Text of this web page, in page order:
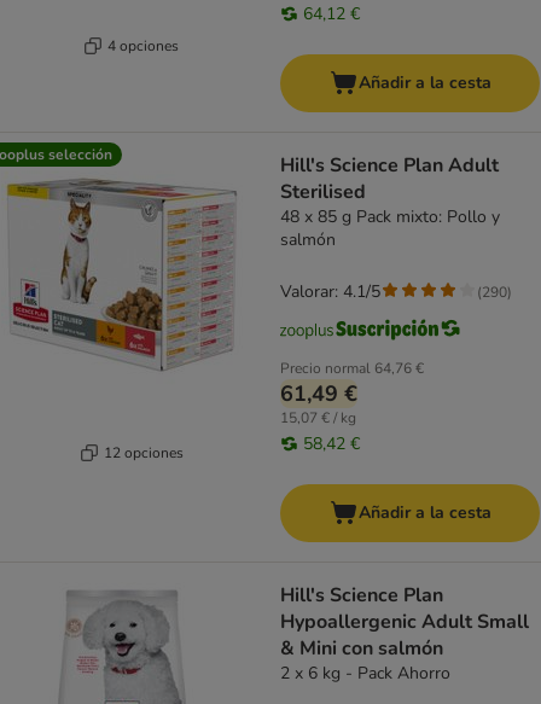
4 opciones
64,12 €
Añadir a la cesta
selección
12 opciones
Hill's Science Plan Adult
Sterilised
48 x 85 g Pack mixto: Pollo y
salmón
Precio normal 64,76 €
61,49 €
15,07 € / kg
58,42 €
Valorar: 4.1/5 (290)
Añadir a la cesta
Hill's Science Plan
Hypoallergenic Adult Small
& Mini con salmón
2 x 6 kg - Pack Ahorro